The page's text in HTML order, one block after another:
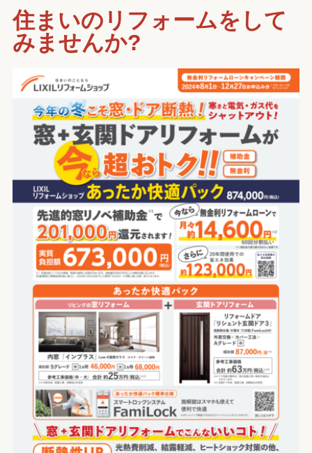
住まいのリフォームをして
みませんか?